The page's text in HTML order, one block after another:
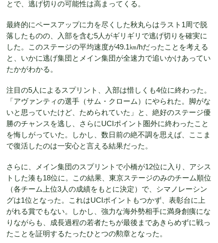
とで、逃げ切りの可能性は高まってくる。
最終的にペースアップに力を尽くした秋丸らはラスト1周で脱
落したものの、入部を含む5人がギリギリで逃げ切りを確実に
した。このステージの平均速度が49.1㎞/hだったことを考える
と、いかに逃げ集団とメイン集団が全速力で追いかけあってい
たかがわかる。
注目の5人によるスプリント、入部は惜しくも4位に終わった。
「アヴァンティの選手（サム・クローム）にやられた。脚がな
いと思っていたけど、ためられていた」と、絶好のステージ優
勝のチャンスを逃し、さらにUCIポイント圏外に終わったこと
を悔しがっていた。しかし、数日前の絶不調を思えば、ここま
で復活したのは一安心と言える結果だった。
さらに、メイン集団のスプリントで小橋が12位に入り、アシス
トした湊も18位に。この結果、東京ステージのみのチーム順位
（各チーム上位3人の成績をもとに決定）で、シマノレーシン
グは1位となった。これはUCIポイントもつかず、表彰台に上
がれる賞でもない。しかし、強力な海外勢相手に満身創痍にな
りながらも、成長過程の若者たちが最後まであきらめずに戦っ
たことを証明するたったひとつの勲章となった。